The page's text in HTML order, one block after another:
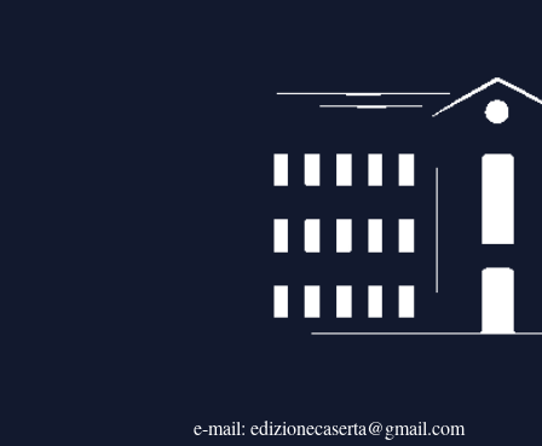
e-mail: edizionecaserta@gmail.com